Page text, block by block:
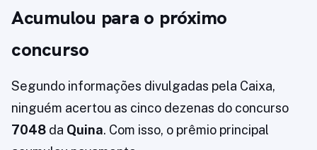
Acumulou para o próximo
concurso
Segundo informações divulgadas pela Caixa,
ninguém acertou as cinco dezenas do concurso
7048 da Quina. Com isso, o prêmio principal